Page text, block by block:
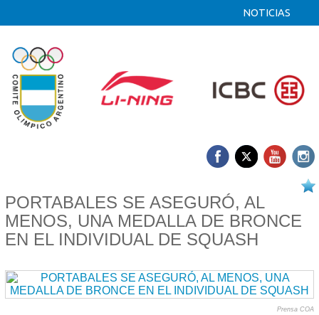
NOTICIAS
PORTABALES SE ASEGURÓ, AL
MENOS, UNA MEDALLA DE BRONCE
EN EL INDIVIDUAL DE SQUASH
Prensa COA